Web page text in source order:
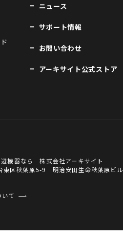
ニュース
サポート情報
お問い合わせ
アーキサイト公式ストア
機器なら 株式会社アーキサイト
区秋葉原5-9 明治安田生命秋葉原ビル
て